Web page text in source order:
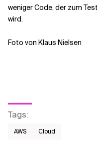
weniger Code, der zum
wird.
Foto von Klaus Nielsen
Tags:
AWS​ Cloud